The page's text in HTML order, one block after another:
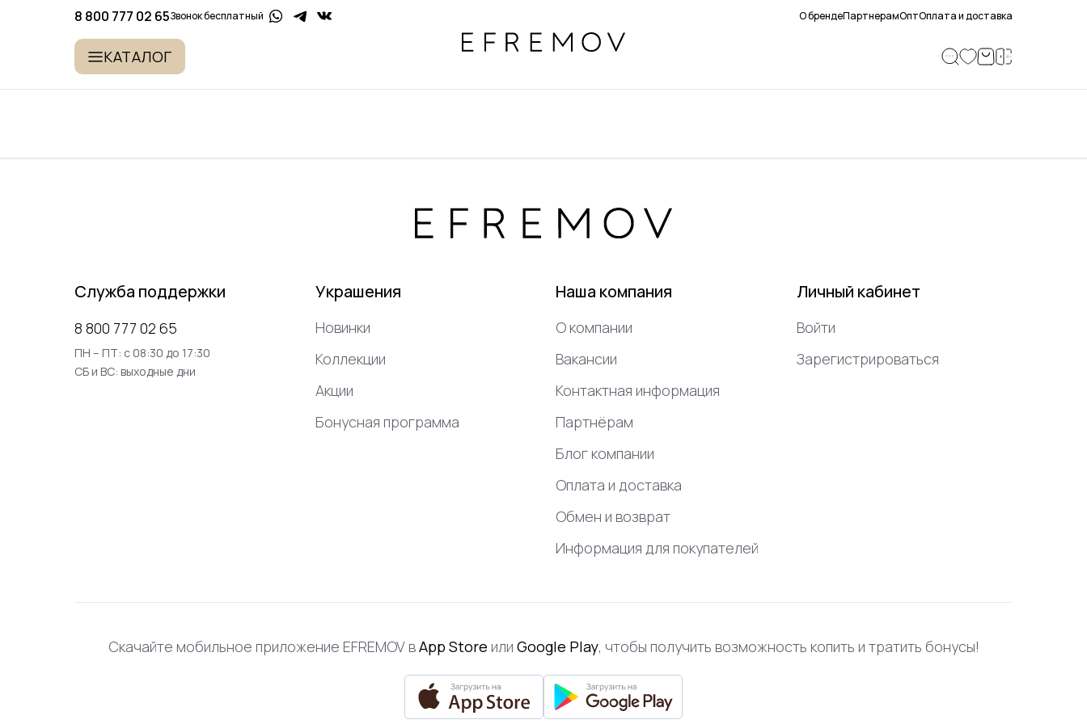
8 800 777 02 65Звонок бесплатный О брендеПартнерамОптОплата и доставка
КАТАЛОГ
Служба поддержки
8 800 777 02 65
ПН – ПТ: с 08:30 до 17:30
СБ и ВС: выходные дни
Украшения
Новинки
Коллекции
Акции
Бонусная программа
Наша компания
О компании
Вакансии
Контактная информация
Партнёрам
Блог компании
Оплата и доставка
Обмен и возврат
Информация для покупателей
Личный кабинет
Войти
Зарегистрироваться
Скачайте мобильное приложение EFREMOV вApp Store или Google Play, чтобы получить возможность копить и тратить бонусы!